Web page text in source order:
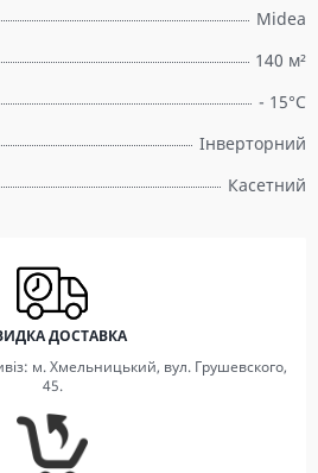
Midea
140 м²
- 15°C
Інверторний
Касетний
ДОСТАВКА
м. Хмельницький, вул. Грушевского,
45.